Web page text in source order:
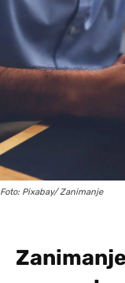
Foto: Pixabay/ Zanimanje